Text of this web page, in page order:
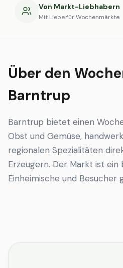
Von Markt-Liebhabern
Mit Liebe für Wochenmärkte
Über den
Barntrup
Barntrup bietet einen
Obst und Gemüse,
regionalen Spezialitäten
Erzeugern. Der Markt ist
Einheimische und Besucher